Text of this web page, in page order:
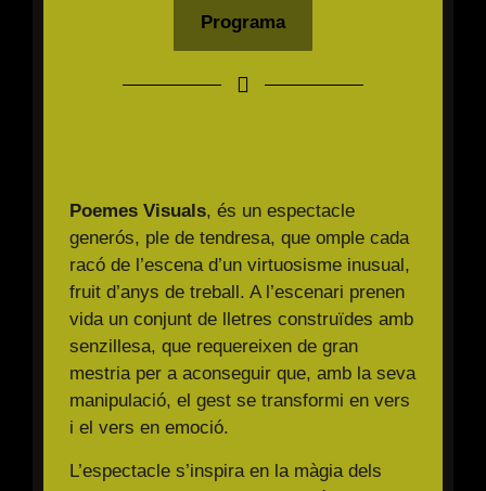
Programa
Poemes Visuals, és un espectacle
generós, ple de tendresa, que omple cada
racó de l’escena d’un virtuosisme inusual,
fruit d’anys de treball. A l’escenari prenen
vida un conjunt de lletres construïdes amb
senzillesa, que requereixen de gran
mestria per a aconseguir que, amb la seva
manipulació, el gest se transformi en vers
i el vers en emoció.
L’espectacle s’inspira en la màgia dels